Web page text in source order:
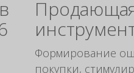
Продающая
Формирование
покупки,